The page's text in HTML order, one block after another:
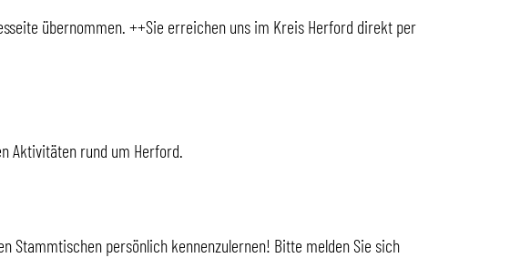
übernommen. ++Sie erreichen uns im Kreis Herford direkt per
Aktivitäten rund um Herford.
Stammtischen persönlich kennenzulernen! Bitte melden Sie sich